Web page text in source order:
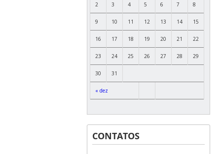
« dez
2 3 4 5 6 7 8
9 10 11 12 13 14 15
16 17 18 19 20 21 22
23 24 25 26 27 28 29
30 31
CONTATOS